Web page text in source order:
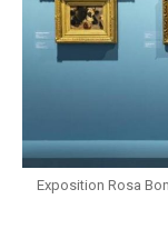
Exposition Rosa